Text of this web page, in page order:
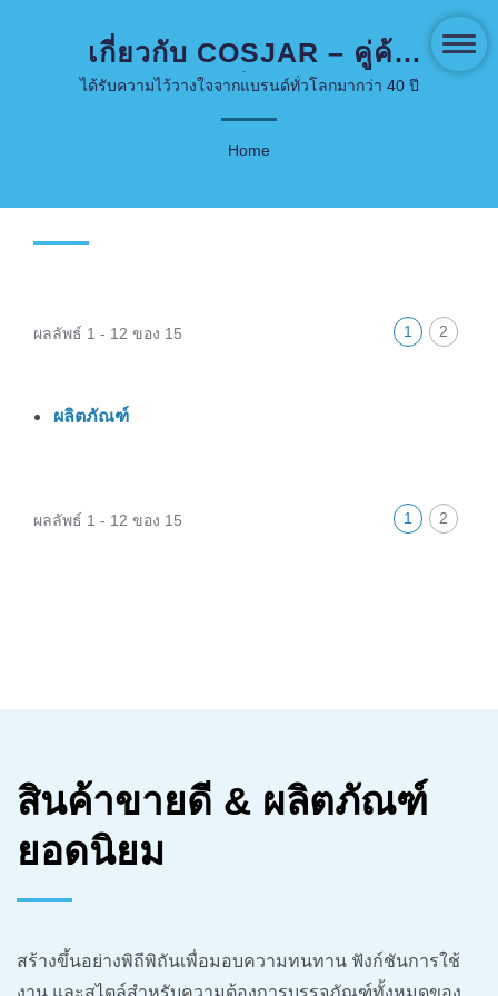
เกี่ยวกับ COSJAR – คู่ค้า
บรรจุภัณฑ์ที่คุณไว้วางใจ
ได้รับความไว้วางใจจากแบรนด์ทั่วโลกมากว่า 40 ปี
Home
ผลลัพธ์ 1 - 12 ของ 15 1 2
ผลิตภัณฑ์
ผลลัพธ์ 1 - 12 ของ 15 1 2
สินค้าขายดี & ผลิตภัณฑ์
ยอดนิยม
สร้างขึ้นอย่างพิถีพิถันเพื่อมอบความทนทาน ฟังก์ชันการใช้
งาน และสไตล์สำหรับความต้องการบรรจุภัณฑ์ทั้งหมดของ